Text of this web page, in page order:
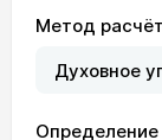
Метод